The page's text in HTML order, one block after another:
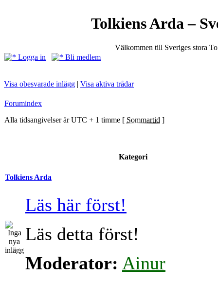
Tolkiens Arda –
Välkommen till Sveriges stora
Logga in
Bli medlem
Visa obesvarade inlägg | Visa aktiva trådar
Forumindex
Alla tidsangivelser är UTC + 1 timme [ Sommartid ]
Kategori
Tolkiens Arda
Läs här först!
Läs detta först!
Moderator: Ainur